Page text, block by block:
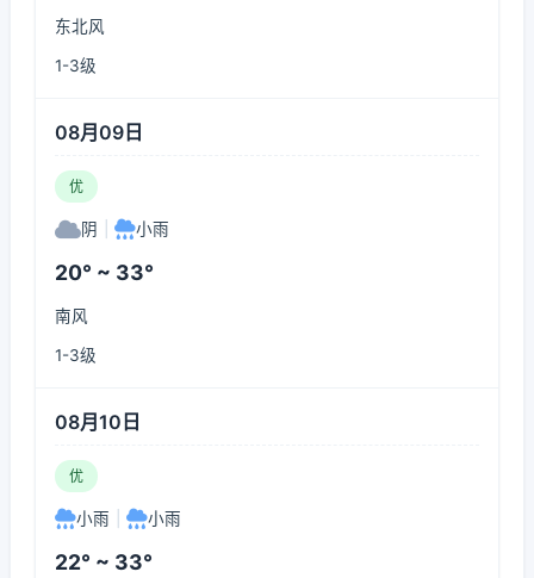
东北风
1-3级
08月09日
优
阴 小雨
20° ~ 33°
南风
1-3级
08月10日
优
小雨 小雨
22° ~ 33°